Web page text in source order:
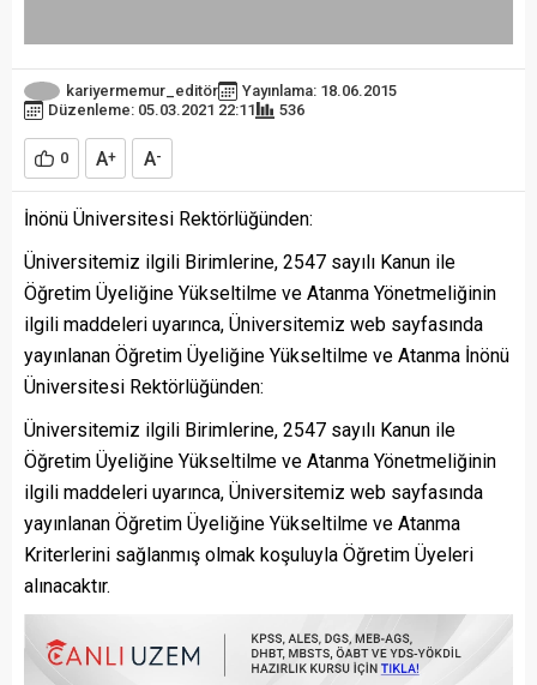
kariyermemur_editör
Yayınlama: 18.06.2015
Düzenleme: 05.03.2021 22:11
536
0 A+ A-
İnönü Üniversitesi Rektörlüğünden:
Üniversitemiz ilgili Birimlerine, 2547 sayılı Kanun ile
Öğretim Üyeliğine Yükseltilme ve Atanma Yönetmeliğinin
ilgili maddeleri uyarınca, Üniversitemiz web sayfasında
yayınlanan Öğretim Üyeliğine Yükseltilme ve Atanma İnönü
Üniversitesi Rektörlüğünden:
Üniversitemiz ilgili Birimlerine, 2547 sayılı Kanun ile
Öğretim Üyeliğine Yükseltilme ve Atanma Yönetmeliğinin
ilgili maddeleri uyarınca, Üniversitemiz web sayfasında
yayınlanan Öğretim Üyeliğine Yükseltilme ve Atanma
Kriterlerini sağlanmış olmak koşuluyla Öğretim Üyeleri
alınacaktır.